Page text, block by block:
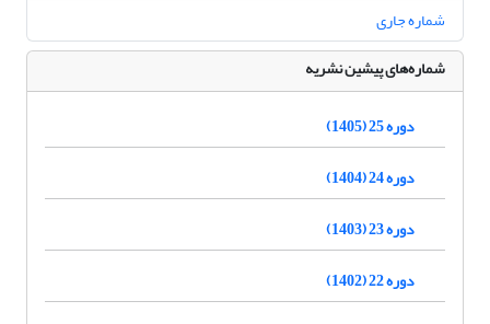
شماره جاری
شماره‌های پیشین نشریه
دوره 25 (1405)
دوره 24 (1404)
دوره 23 (1403)
دوره 22 (1402)